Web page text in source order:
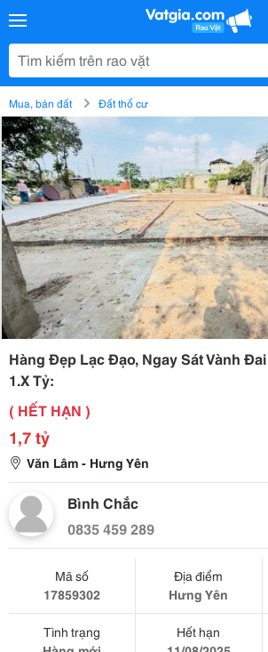
Mua, bán đất Đất thổ cư
Hàng Đẹp Lạc Đạo, Ngay Sát Vành Đai
1.X Tỷ:
( HẾT HẠN )
1,7 tỷ
Văn Lâm - Hưng Yên
Bình Chắc
0835 459 289
Mã số
17859302
Địa điểm
Hưng Yên
Tình trạng
Hết hạn